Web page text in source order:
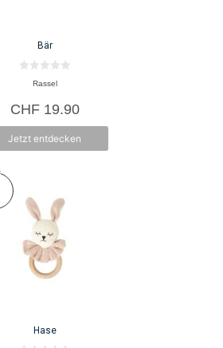
Bär
n
5
Rassel
CHF19.90
Jetzt entdecken
Hase